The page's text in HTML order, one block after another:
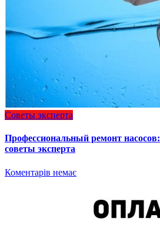
Советы эксперта
Профессиональный ремонт насосов:
советы эксперта
Коментарів немає